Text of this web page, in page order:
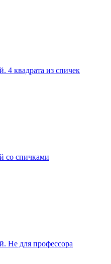
4 квадрата из спичек
со спичками
Не для профессора